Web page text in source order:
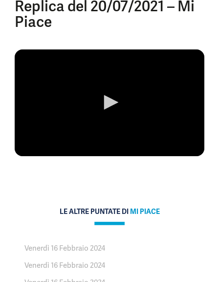
Replica del 20/07/2021 – Mi
Piace
LE ALTRE PUNTATE DI MI PIACE
Venerdì 16 Febbraio 2024
Venerdì 16 Febbraio 2024